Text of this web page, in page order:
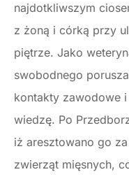
najdotkliwszym
z żoną i córką przy
piętrze. Jako
swobodnego
kontakty zawodowe
wiedzę. Po
iż aresztowano go
zwierząt mięsnych,